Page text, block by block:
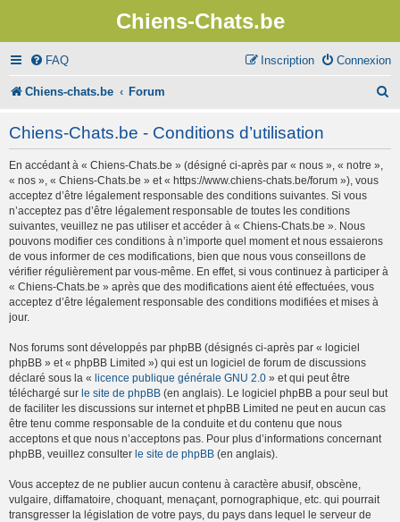
Chiens-Chats.be
FAQ Connexion
Inscription
Chiens-chats.be Forum
Chiens-Chats.be - Conditions d’utilisation
En accédant à « Chiens-Chats.be » (désigné ci-après par « nous », « notre »,
« nos », « Chiens-Chats.be » et « https://www.chiens-chats.be/forum »), vous
acceptez d’être légalement responsable des conditions suivantes. Si vous
n’acceptez pas d’être légalement responsable de toutes les conditions
suivantes, veuillez ne pas utiliser et accéder à « Chiens-Chats.be ». Nous
pouvons modifier ces conditions à n’importe quel moment et nous essaierons
de vous informer de ces modifications, bien que nous vous conseillons de
vérifier régulièrement par vous-même. En effet, si vous continuez à participer à
« Chiens-Chats.be » après que des modifications aient été effectuées, vous
acceptez d’être légalement responsable des conditions modifiées et mises à
jour.
Nos forums sont développés par phpBB (désignés ci-après par « logiciel
phpBB » et « phpBB Limited ») qui est un logiciel de forum de discussions
déclaré sous la « licence publique générale GNU 2.0 » et qui peut être
téléchargé sur le site de phpBB (en anglais). Le logiciel phpBB a pour seul but
de faciliter les discussions sur internet et phpBB Limited ne peut en aucun cas
être tenu comme responsable de la conduite et du contenu que nous
acceptons et que nous n’acceptons pas. Pour plus d’informations concernant
phpBB, veuillez consulter le site de phpBB (en anglais).
Vous acceptez de ne publier aucun contenu à caractère abusif, obscène,
vulgaire, diffamatoire, choquant, menaçant, pornographique, etc. qui pourrait
transgresser la législation de votre pays, du pays dans lequel le serveur de